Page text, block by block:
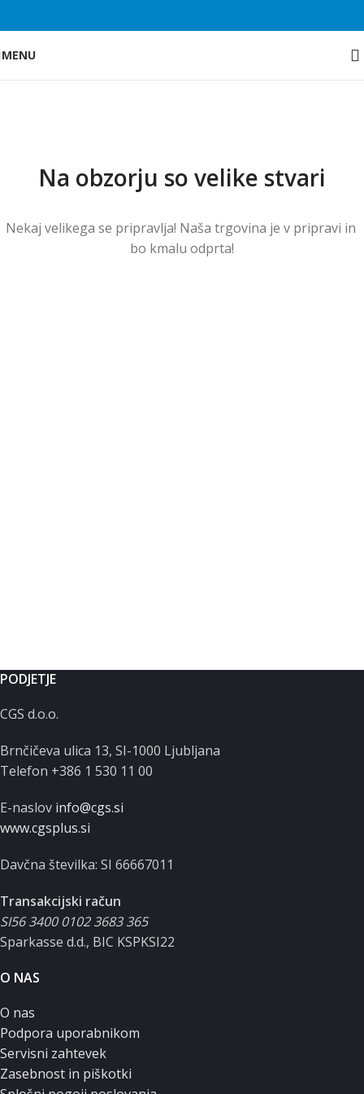
MENU
Na obzorju so velike stvari
Nekaj ​​velikega se pripravlja! Naša trgovina je v pripravi in ​​
bo kmalu odprta!
PODJETJE
CGS d.o.o.
Brnčičeva ulica 13, SI-1000 Ljubljana
Telefon +386 1 530 11 00
E-naslov info@cgs.si
www.cgsplus.si
Davčna številka: SI 66667011
Transakcijski račun
SI56 3400 0102 3683 365
Sparkasse d.d., BIC KSPKSI22
O NAS
O nas
Podpora uporabnikom
Servisni zahtevek
Zasebnost in piškotki